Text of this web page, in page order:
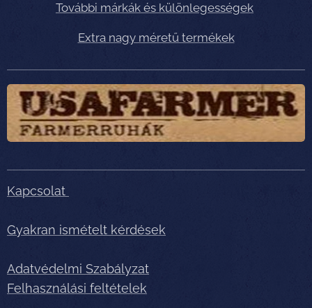
További márkák és különlegességek
Extra nagy méretű termékek
Kapcsolat
Gyakran ismételt kérdések
Adatvédelmi Szabályzat
Felhasználási feltételek